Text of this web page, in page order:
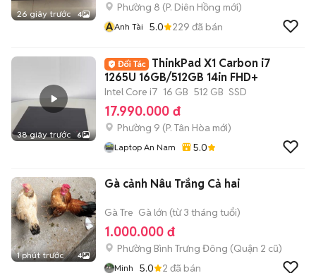
26 giây trước 4
Phường 8 (P. Diên Hồng mới)
AAnh Tài 5.0 229 đã bán
38 giây trước 6
ThinkPad X1 Carbon i7
1265U 16GB/512GB 14in FHD+
Intel Core i7 16 GB 512 GB SSD
17.990.000 đ
Phường 9 (P. Tân Hòa mới)
Laptop An Nam 5.0
1 phút trước 4
Gà cảnh Nâu Trắng Cả hai
Gà Tre Gà lớn (từ 3 tháng tuổi)
1.000.000 đ
Phường Bình Trưng Đông (Quận 2 cũ)
Minh 5.0 2 đã bán